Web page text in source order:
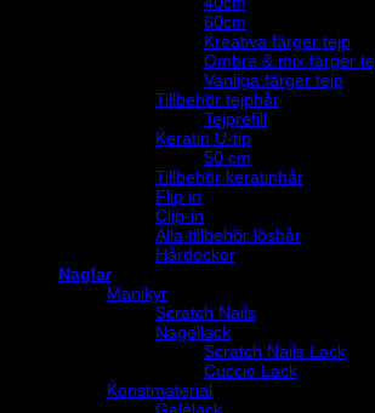
60cm
Kreativa färger tejp
Ombre & mix färger
Vanliga färger tejp
Tillbehör tejphår
Tejprefill
Keratin U-tip
50 cm
Tillbehör keratinhår
Flip in
Clip-in
Alla tillbehör löshår
Hårdockor
Naglar
Manikyr
Scratch Nails
Nagellack
Scratch Nails Lack
Cuccio Lack
Konstmaterial
Gelélack